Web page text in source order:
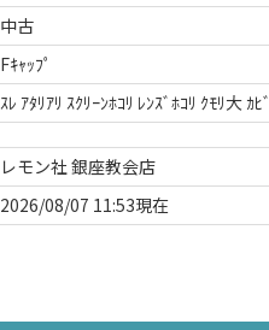
中古
Fｷｬｯﾌﾟ
ｽﾚ ｱﾀﾘｱﾘ ｽｸﾘｰﾝﾎｺﾘ ﾚﾝｽﾞﾎｺﾘ ｸﾓﾘ大 ｶﾋﾞ
レモン社 銀座教会店
2026/08/07 11:53現在